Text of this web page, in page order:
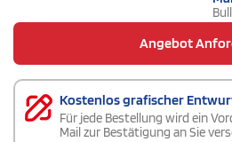
Angebot
Kostenlos grafischer
Für jede Bestellung wird ein
Mail zur Bestätigung an Sie